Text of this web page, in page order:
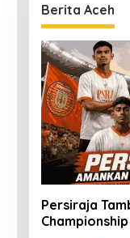
Berita Aceh
Persiraja